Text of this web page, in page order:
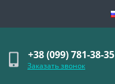
+38 (099) 781-38-35
Заказать звонок